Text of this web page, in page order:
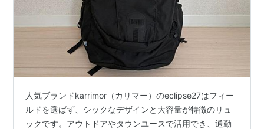
プラグイン開発が容易であること
*2 。Eclipseのアド
オンソフトウェアを比較的容易に開発することがで
き、また容易に組み込むことができる。また、プラ
グイン同士の親和性が高い点も魅力である
コミュニティが活発
て、動作が機敏
さまざまなベンダがコミュニティに参加
人気ブランドkarrimor（カリマー）のeclipse27はフィー
ルドを選ばず、シックなデザインと大容量が特徴のリュ
ックです。アウトドアやタウンユースで活用でき、通勤